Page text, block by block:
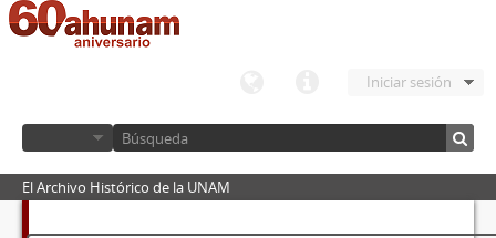
Iniciar sesión
El Archivo Histórico de la UNAM